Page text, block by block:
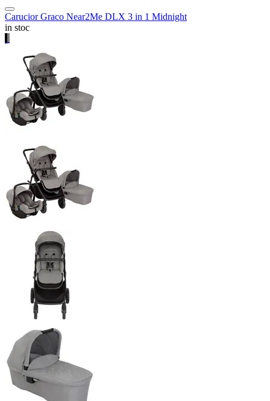
Carucior Graco Near2Me DLX 3 in 1 Midnight
in stoc